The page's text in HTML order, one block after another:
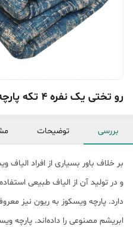
رو تختی یک نفره 4 تکه پارچه ترک سایز 160×220
بررسی توضیحات
بر خلاف باور بسیاری از افراد
و در تولید آن از الیاف طبیعی
دارد. پارچه ویسکوز به ریون نیز
ابریشم مصنوعی را داده‌اند. پارچه